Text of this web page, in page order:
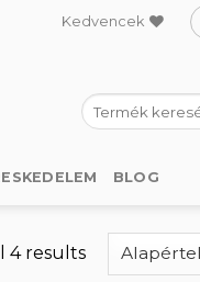
Kedvencek
Keresés
a
BLOG
4 results